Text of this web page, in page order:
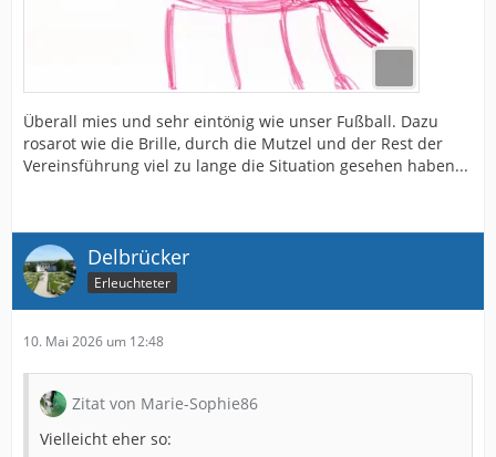
Überall mies und sehr eintönig wie unser Fußball. Dazu
rosarot wie die Brille, durch die Mutzel und der Rest der
Vereinsführung viel zu lange die Situation gesehen haben...
Delbrücker
Erleuchteter
10. Mai 2026 um 12:48
Zitat von Marie-Sophie86
Vielleicht eher so: